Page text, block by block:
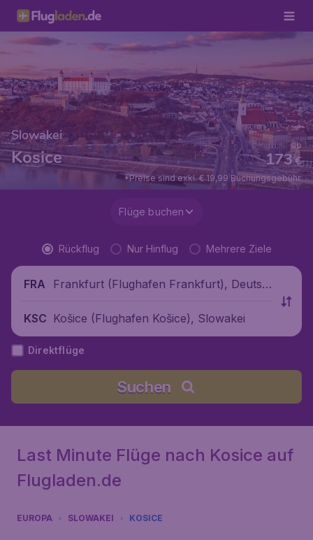
Slowakei
Kosice €
173
ab
*Preise sind exkl. € 19,99 Buchungsgebühr.
Flüge buchen
Rückflug Nur Hinflug Mehrere Ziele
FRA
Frankfurt (Flughafen Frankfurt), Deutsc
KSC Košice (Flughafen Košice), Slowakei
Direktflüge
Suchen
Last Minute Flüge nach Kosice auf
Flugladen.de
EUROPA SLOWAKEI KOSICE